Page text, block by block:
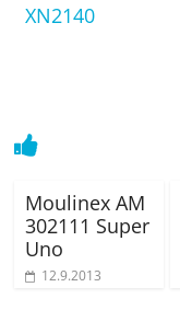
XN2140
Moulinex AM
302111 Super
Uno
12.9.2013